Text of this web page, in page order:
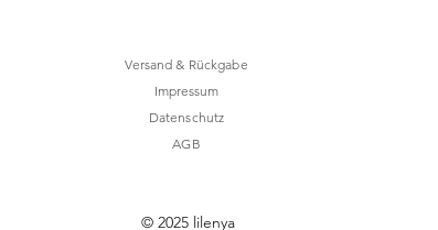
Versand & Rückgabe
Impressum
Datenschutz
AGB
© 2025 lilenya